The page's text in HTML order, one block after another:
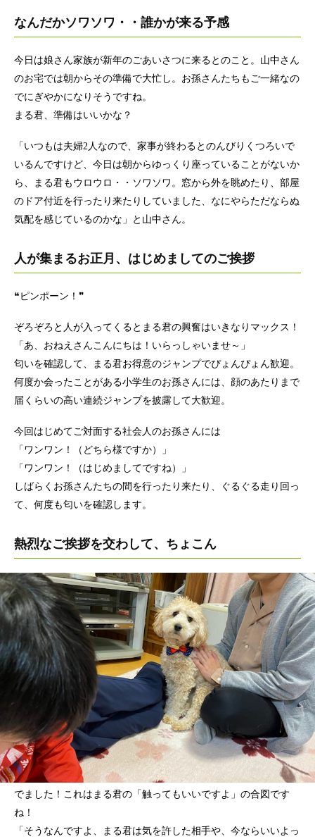
なんだかソワソワ・・誰かが来る予感
今日は娘さん家族が新年のごあいさつに来るとのこと。山中さん
のお宅では朝からその準備で大忙し。お孫さんたちもご一緒なの
でにぎやかになりそうですね。
まる君、準備はいいかな？
「いつもは夫婦2人なので、家事が終わるとのんびりくつろいで
いるんですけど、今日は朝からゆっくり座っていることがないか
ら、まる君もウロウロ・・ソワソワ。窓から外を眺めたり、部屋
のドア付近を行ったり来たりしていました、なにやらただならぬ
気配を感じているのかな」と山中さん。
人が集まるお正月、はじめましてのご挨拶
❝ピンポーン！❞
ぞろぞろと人が入ってくるとまる君の興奮はいきなりマックス！
「あ、おねえさんこんにちは！いらっしゃいませ～」
匂いを確認して、まる君お得意のジャンプでぴょんぴょん歓迎。
何度か会ったことがある小学生のお孫さんには、顔のあたりまで
届くらいの高い連続ジャンプを披露して大歓迎。
今回はじめてご対面する社会人のお孫さんには
「ワンワン！（どちら様ですか）」
「ワンワン！（はじめましてですね）」
しばらくお孫さんたちの間を行ったり来たり、ぐるぐる走り回っ
て、何度も匂いを確認します。
熱烈なご挨拶を交わして、ちょこん
でました！これはまる君の「触ってもいいですよ」の合図です
ね！
「そうなんですよ、まる君は気を許した相手や、今ならいいよっ